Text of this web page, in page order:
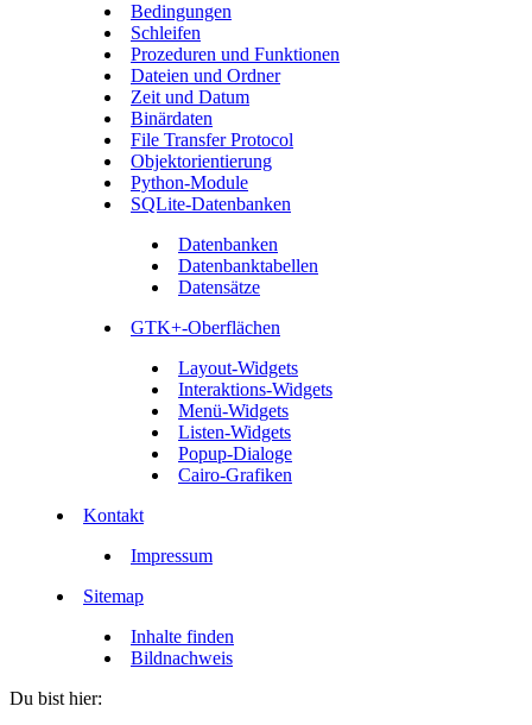
Bedingungen
Schleifen
Prozeduren und Funktionen
Dateien und Ordner
Zeit und Datum
Binärdaten
File Transfer Protocol
Objektorientierung
Python-Module
SQLite-Datenbanken
Datenbanken
Datenbanktabellen
Datensätze
GTK+-Oberflächen
Layout-Widgets
Interaktions-Widgets
Menü-Widgets
Listen-Widgets
Popup-Dialoge
Cairo-Grafiken
Kontakt
Impressum
Sitemap
Inhalte finden
Bildnachweis
Du bist hier: